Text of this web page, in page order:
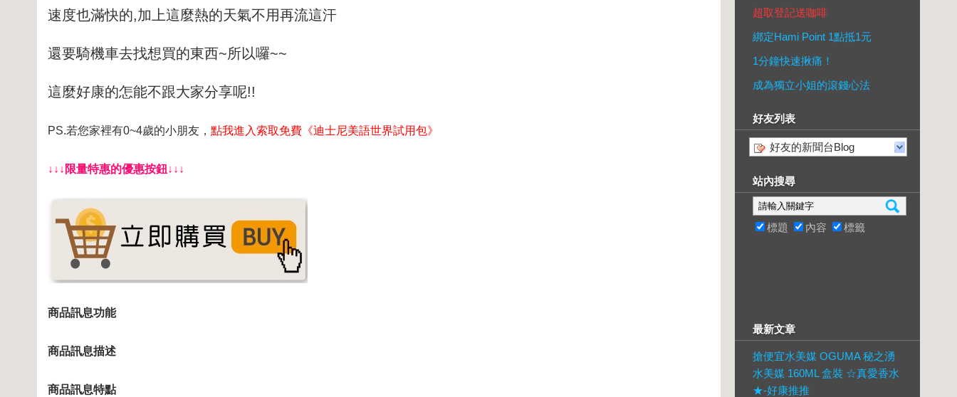
速度也滿快的,加上這麼熱的天氣不用再流這汗
還要騎機車去找想買的東西~所以囉~~
這麼好康的怎能不跟大家分享呢!!
PS.若您家裡有0~4歲的小朋友， 點我進入索取免費《迪士尼美語世界試用包》
↓↓↓限量特惠的優惠按鈕↓↓↓
商品訊息功能
商品訊息描述
商品訊息特點
超取登記送咖啡
綁定Hami Point 1點抵1元
1分鐘快速揪痛！
成為獨立小姐的滾錢心法
好友列表
好友的新聞台Blog
站內搜尋
標題 內容 標籤
最新文章
搶便宜水美媒 OGUMA 秘之湧
水美媒 160ML 盒裝 ☆真愛香水
★-好康推推